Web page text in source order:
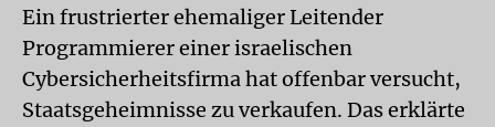
Ein frustrierter ehemaliger Leitender
Programmierer einer israelischen
Cybersicherheitsfirma hat offenbar versucht,
Staatsgeheimnisse zu verkaufen. Das erklärte